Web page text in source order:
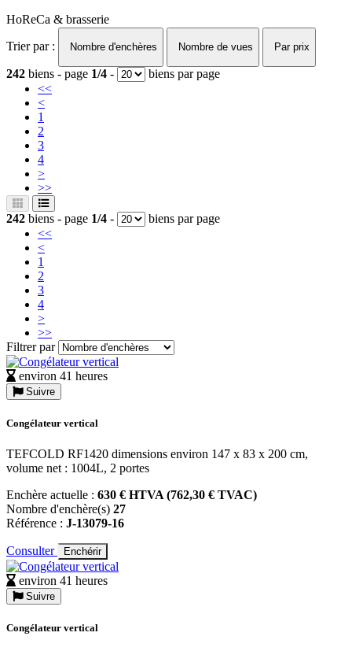
HoReCa & brasserie
Trier par :
Nombre d'enchères Nombre de vues Par prix
242 biens - page 1/4 -
biens par page
<<
<
1
2
3
4
>
>>
242 biens - page 1/4 -
biens par page
<<
<
1
2
3
4
>
>>
Filtrer par
environ 41 heures
Suivre
Congélateur vertical
TEFCOLD RF1420 dimensions environ 147 x 83 x 200 cm,
volume net : 1004L, 2 portes
Enchère actuelle : 630 € HTVA (762,30 € TVAC)
Nombre d'enchère(s) 27
Référence : J-13079-16
Consulter Enchérir
environ 41 heures
Suivre
Congélateur vertical